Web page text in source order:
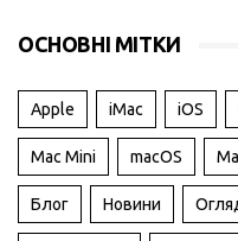
ОСНОВНІ МІТКИ
Apple iMac iOS
Mac Mini macOS
Блог Новини